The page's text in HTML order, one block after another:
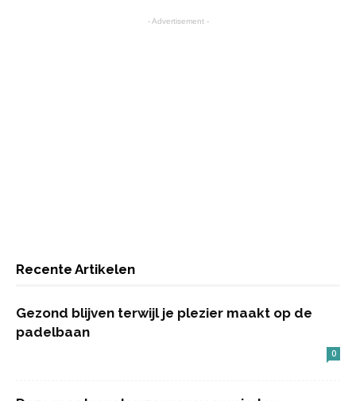
- Advertisement -
Recente Artikelen
Gezond blijven terwijl je plezier maakt op de
padelbaan
0